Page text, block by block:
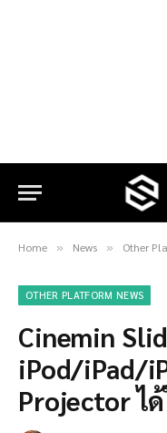
Home » News » Other
OTHER PLATFORM NEWS
Cinemin
iPod/iPad/
Projector ไ